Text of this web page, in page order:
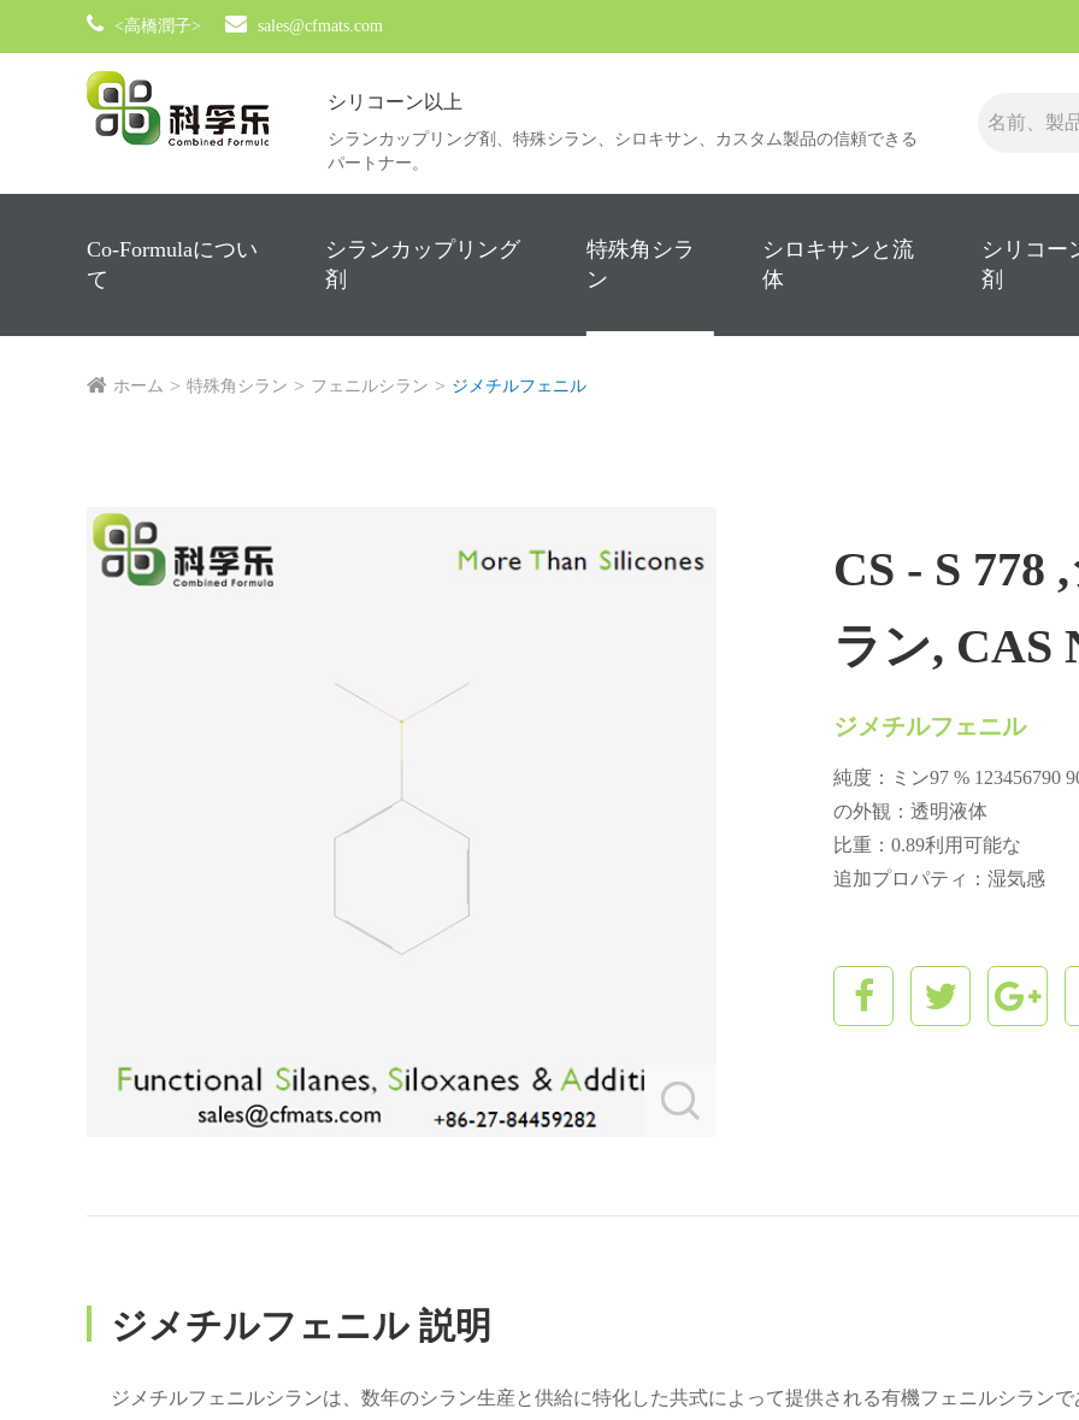
<高橋潤子> sales@cfmats.com
シリコーン以上
シランカップリング剤、特殊シラン、シロキサン、カスタム製品の信頼できる
パートナー。
Co-Formulaについ
て
シランカップリング
剤
特殊角シラ
ン
シロキサンと流
体
シリコー
剤
ホーム 特殊角シラン フェニルシラン ジメチルフェニル
CS - S
ラン, CAS
ジメチルフェニル
純度：ミン97 % 123456790
の外観：透明液体
比重：0.89利用可能な
追加プロパティ：湿気感
ジメチルフェニル 説明
ジメチルフェニルシランは、数年のシラン生産と供給に特化した共式によって提供される有機フェニルシランで